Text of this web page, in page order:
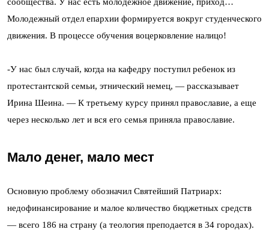
сообщества. У нас есть молодежное движение, приход…
Молодежный отдел епархии формируется вокруг студенческого
движения. В процессе обучения воцерковление налицо!
-У нас был случай, когда на кафедру поступил ребенок из
протестантской семьи, этнический немец, — рассказывает
Ирина Шеина. — К третьему курсу принял православие, а еще
через несколько лет и вся его семья приняла православие.
Мало денег, мало мест
Основную проблему обозначил Святейший Патриарх:
недофинансирование и малое количество бюджетных средств
— всего 186 на страну (а теология преподается в 34 городах).